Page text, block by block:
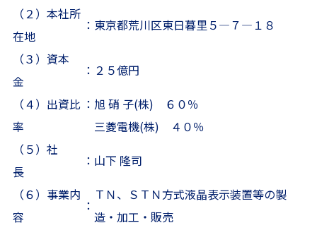
（２）本社所
在地
： 東京都荒川区東日暮里５—７—１８
（３）資本
金
： ２５億円
（４）出資比
率
： 旭 硝 子(株) ６０％
三菱電機(株) ４０％
（５）社
長
： 山下 隆司
（６）事業内
容
：
ＴＮ、ＳＴＮ方式液晶表示装置等の製
造・加工・販売